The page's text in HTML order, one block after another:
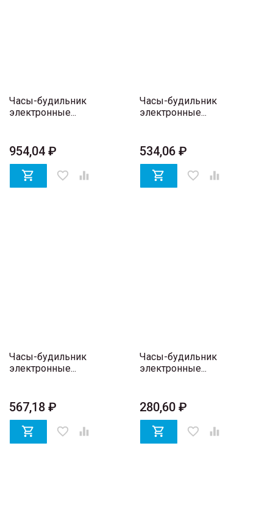
Часы-будильник
электронные...
954,04 ₽
 favorite_border 
Часы-будильник
электронные...
534,06 ₽
 favorite_border 
Часы-будильник
электронные...
567,18 ₽
 favorite_border 
Часы-будильник
электронные...
280,60 ₽
 favorite_border 